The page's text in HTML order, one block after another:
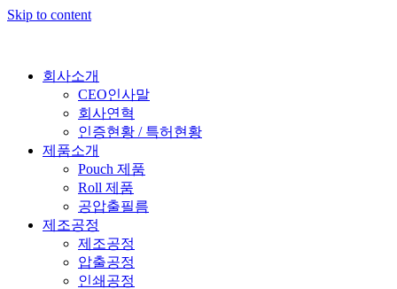
Skip to content
회사소개
CEO인사말
회사연혁
인증현황 / 특허현황
제품소개
Pouch 제품
Roll 제품
공압출필름
제조공정
제조공정
압출공정
인쇄공정